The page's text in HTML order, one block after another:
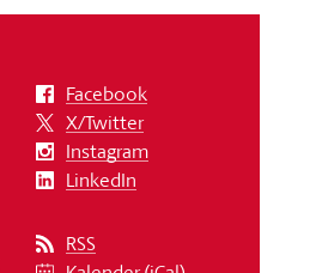
Facebook
X/Twitter
Instagram
LinkedIn
RSS